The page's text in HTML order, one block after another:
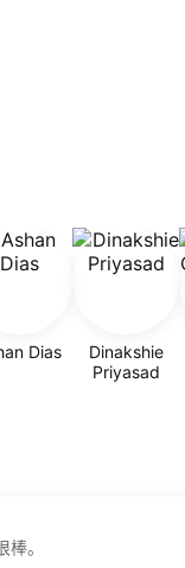
Dias
Dinakshie
Priyasad
。